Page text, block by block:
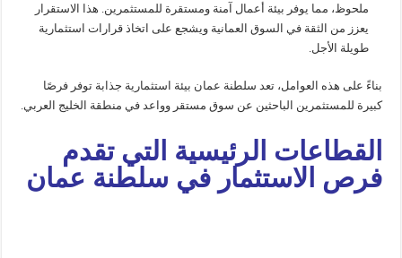
ملحوظ، مما يوفر بيئة أعمال آمنة ومستقرة للمستثمرين. هذا الاستقرار
يعزز من الثقة في السوق العمانية ويشجع على اتخاذ قرارات استثمارية
طويلة الأجل.
بناءً على هذه العوامل، تعد سلطنة عمان بيئة استثمارية جذابة توفر فرصًا
كبيرة للمستثمرين الباحثين عن سوق مستقر وواعد في منطقة الخليج العربي.
القطاعات الرئيسية التي تقدم
فرص الاستثمار في سلطنة عمان